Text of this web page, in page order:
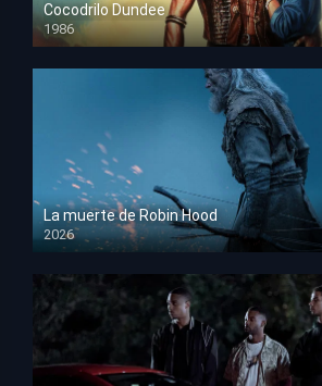
Cocodrilo Dundee
1986
HD 1080p
La muerte de Robin Hood
2026
HD 1080p